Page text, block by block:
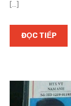
[…]
ĐỌC TIẾP